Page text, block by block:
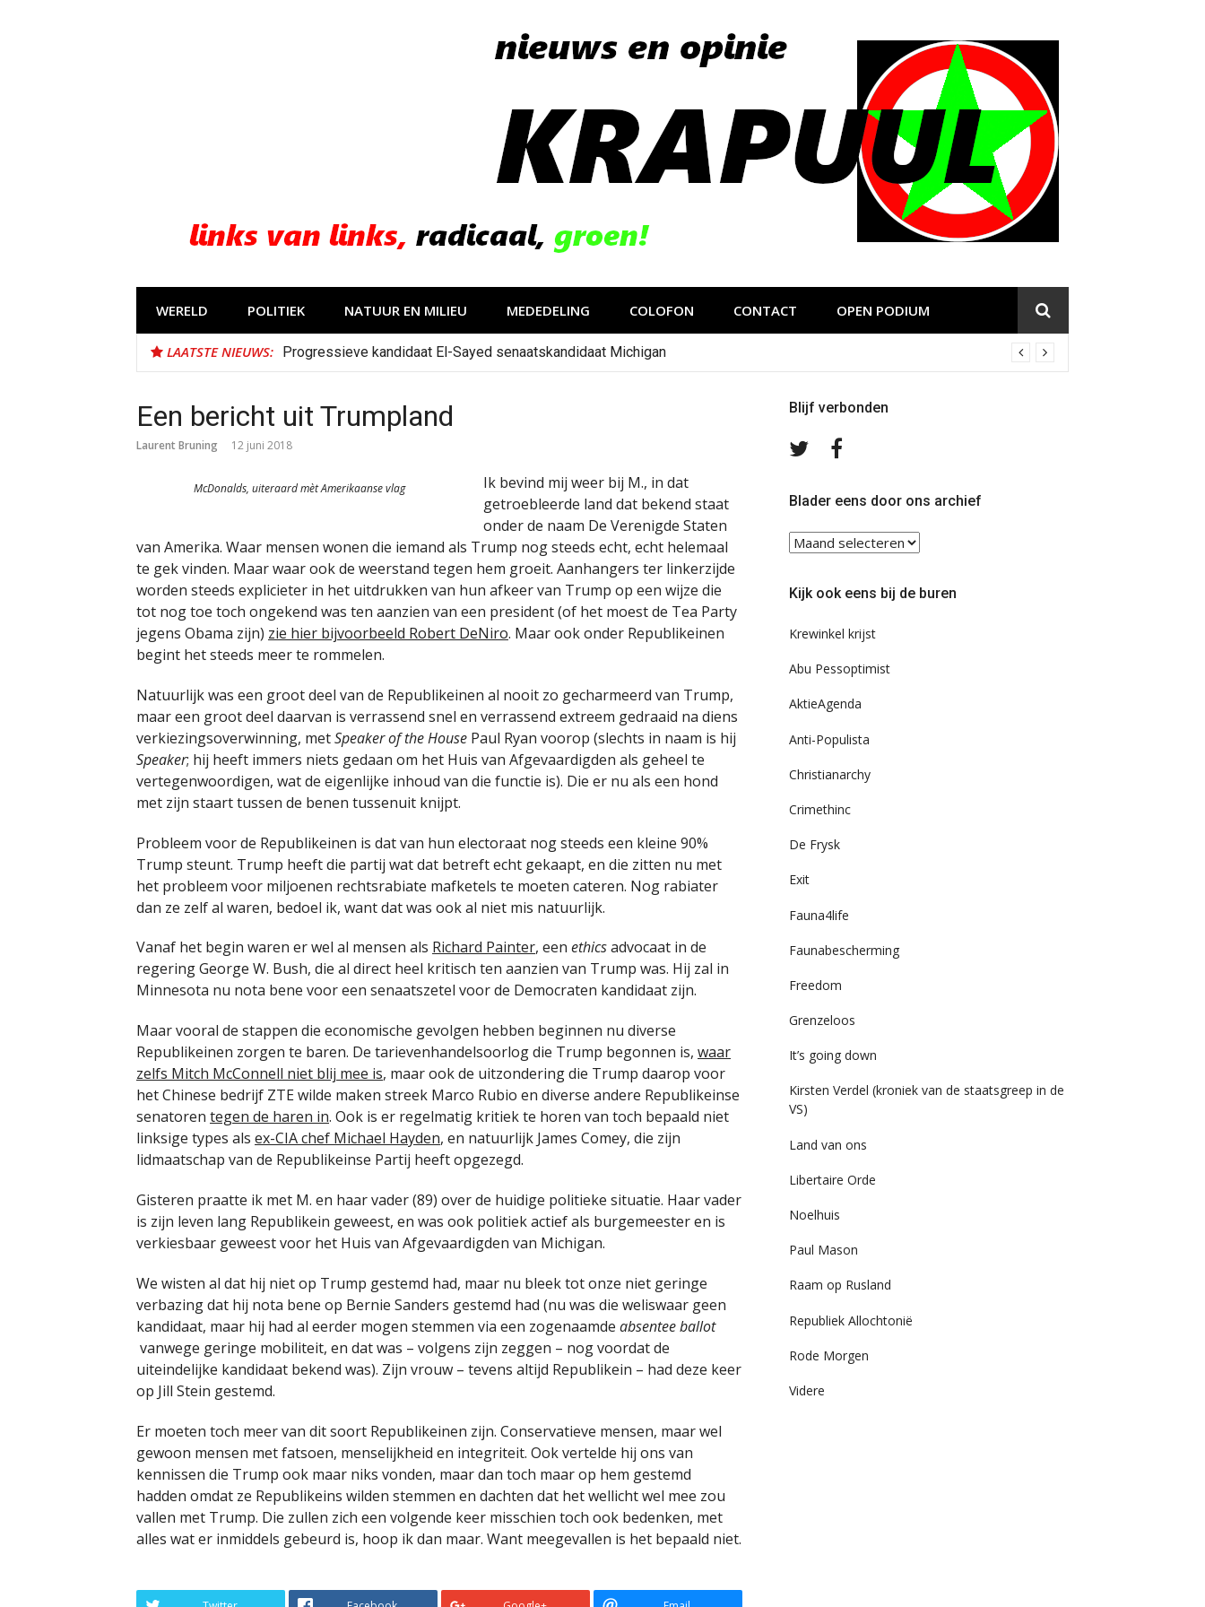
WERELD POLITIEK NATUUR EN MILIEU MEDEDELING COLOFON CONTACT OPEN PODIUM
LAATSTE NIEUWS: Progressieve kandidaat El-Sayed senaatskandidaat Michigan
Een bericht uit Trumpland
Laurent Bruning 12 juni 2018
McDonalds, uiteraard mèt Amerikaanse vlag
Ik bevind mij weer bij M., in dat
getroebleerde land dat bekend staat
onder de naam De Verenigde Staten
van Amerika. Waar mensen wonen die iemand als Trump nog steeds echt, echt helemaal
te gek vinden. Maar waar ook de weerstand tegen hem groeit. Aanhangers ter linkerzijde
worden steeds explicieter in het uitdrukken van hun afkeer van Trump op een wijze die
tot nog toe toch ongekend was ten aanzien van een president (of het moest de Tea Party
jegens Obama zijn) zie hier bijvoorbeeld Robert DeNiro. Maar ook onder Republikeinen
begint het steeds meer te rommelen.
Natuurlijk was een groot deel van de Republikeinen al nooit zo gecharmeerd van Trump,
maar een groot deel daarvan is verrassend snel en verrassend extreem gedraaid na diens
verkiezingsoverwinning, metSpeaker of the House Paul Ryan voorop (slechts in naam is hij
Speaker; hij heeft immers niets gedaan om het Huis van Afgevaardigden als geheel te
vertegenwoordigen, wat de eigenlijke inhoud van die functie is). Die er nu als een hond
met zijn staart tussen de benen tussenuit knijpt.
Probleem voor de Republikeinen is dat van hun electoraat nog steeds een kleine 90%
Trump steunt. Trump heeft die partij wat dat betreft echt gekaapt, en die zitten nu met
het probleem voor miljoenen rechtsrabiate mafketels te moeten cateren. Nog rabiater
dan ze zelf al waren, bedoel ik, want dat was ook al niet mis natuurlijk.
Vanaf het begin waren er wel al mensen als Richard Painter, een ethicsadvocaat in de
regering George W. Bush, die al direct heel kritisch ten aanzien van Trump was. Hij zal in
Minnesota nu nota bene voor een senaatszetel voor de Democraten kandidaat zijn.
Maar vooral de stappen die economische gevolgen hebben beginnen nu diverse
Republikeinen zorgen te baren. De tarievenhandelsoorlog die Trump begonnen is, waar
zelfs Mitch McConnell niet blij mee is, maar ook de uitzondering die Trump daarop voor
het Chinese bedrijf ZTE wilde maken streek Marco Rubio en diverse andere Republikeinse
senatoren tegen de haren in. Ook is er regelmatig kritiek te horen van toch bepaald niet
linksige types als ex-CIA chef Michael Hayden, en natuurlijk James Comey, die zijn
lidmaatschap van de Republikeinse Partij heeft opgezegd.
Gisteren praatte ik met M. en haar vader (89) over de huidige politieke situatie. Haar vader
is zijn leven lang Republikein geweest, en was ook politiek actief als burgemeester en is
verkiesbaar geweest voor het Huis van Afgevaardigden van Michigan.
We wisten al dat hij niet op Trump gestemd had, maar nu bleek tot onze niet geringe
verbazing dat hij nota bene op Bernie Sanders gestemd had (nu was die weliswaar geen
kandidaat, maar hij had al eerder mogen stemmen via een zogenaamde absentee ballot
vanwege geringe mobiliteit, en dat was – volgens zijn zeggen – nog voordat de
uiteindelijke kandidaat bekend was). Zijn vrouw – tevens altijd Republikein – had deze keer
op Jill Stein gestemd.
Er moeten toch meer van dit soort Republikeinen zijn. Conservatieve mensen, maar wel
gewoon mensen met fatsoen, menselijkheid en integriteit. Ook vertelde hij ons van
kennissen die Trump ook maar niks vonden, maar dan toch maar op hem gestemd
hadden omdat ze Republikeins wilden stemmen en dachten dat het wellicht wel mee zou
vallen met Trump. Die zullen zich een volgende keer misschien toch ook bedenken, met
alles wat er inmiddels gebeurd is, hoop ik dan maar. Want meegevallen is het bepaald niet.
Blijf verbonden
Volg
TwitterFacebook
Blader eens door ons archief
Blader
eens
ons
Kijk ook eens bij de buren
Krewinkel krijst
Abu Pessoptimist
AktieAgenda
Anti-Populista
Christianarchy
Crimethinc
De Frysk
Exit
Fauna4life
Faunabescherming
Freedom
Grenzeloos
It’s going down
Kirsten Verdel (kroniek van de staatsgreep in de
VS)
Land van ons
Libertaire Orde
Noelhuis
Paul Mason
Raam op Rusland
Republiek Allochtonië
Rode Morgen
Videre